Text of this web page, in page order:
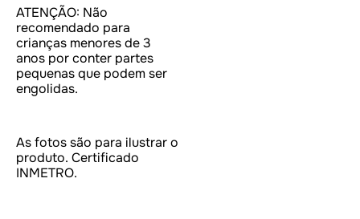
ATENÇÃO: Não
recomendado para
crianças menores de 3
anos por conter partes
pequenas que podem ser
engolidas.
As fotos são para ilustrar o
produto. Certificado
INMETRO.